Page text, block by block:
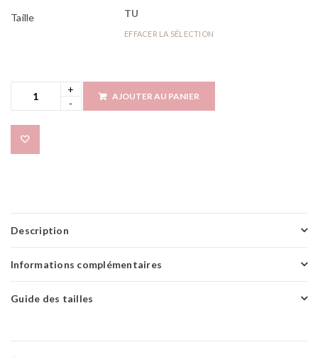
Taille TU
EFFACER LA SÉLECTION
AJOUTER AU PANIER
Description
Informations complémentaires
Guide des tailles